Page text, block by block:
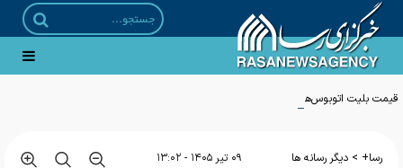
قیمت بلیت اتوبوس‌های برون شهری ۲۵ درصد افزایش یافت
رسا+ > دیگر رسانه ها ۰۹ تير ۱۴۰۵ - ۱۳:۰۲